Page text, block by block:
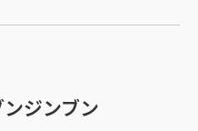
ジンブン